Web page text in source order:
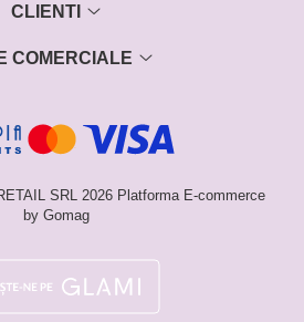
CLIENTI
COMERCIALE
SRL 2026 Platforma E-commerce
by Gomag